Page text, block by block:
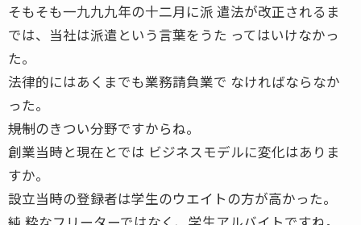
そもそも一九九九年の十二月に派 遣法が改正されるま
では、当社は派遣という言葉をうた ってはいけなかっ
た。
法律的にはあくまでも業務請負業で なければならなか
った。
――規制のきつい分野ですからね。
創業当時と現在とでは ビジネスモデルに変化はありま
すか。
設立当時の登録者は学生のウエイトの方が高かった。